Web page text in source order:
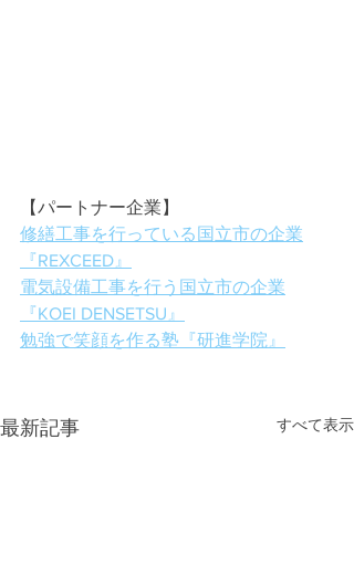
【パートナー企業】
修繕工事を行っている国立市の企業
『REXCEED』
電気設備工事を行う国立市の企業
『KOEI DENSETSU』
勉強で笑顔を作る塾『研進学院』
最新記事 すべて表示